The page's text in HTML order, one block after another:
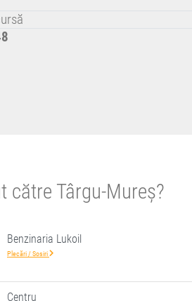
către Târgu-Mureș?
Benzinaria Lukoil
Plecări / Sosiri
Centru